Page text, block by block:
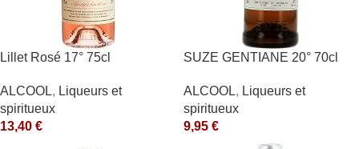
Lillet Rosé 17° 75cl
ALCOOL, Liqueurs et
spiritueux
13,40 €
SUZE GENTIANE 20° 70cl
ALCOOL, Liqueurs et
spiritueux
9,95 €